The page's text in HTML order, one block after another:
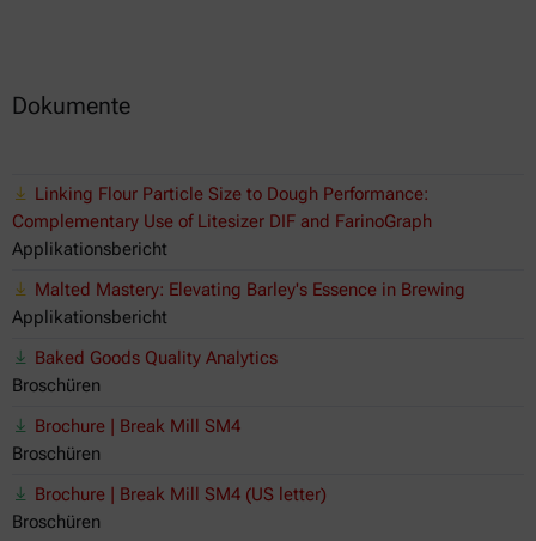
Dokumente
Linking Flour Particle Size to Dough Performance:
Complementary Use of Litesizer DIF and FarinoGraph
Applikationsbericht
Malted Mastery: Elevating Barley's Essence in Brewing
Applikationsbericht
Baked Goods Quality Analytics
Broschüren
Brochure | Break Mill SM4
Broschüren
Brochure | Break Mill SM4 (US letter)
Broschüren